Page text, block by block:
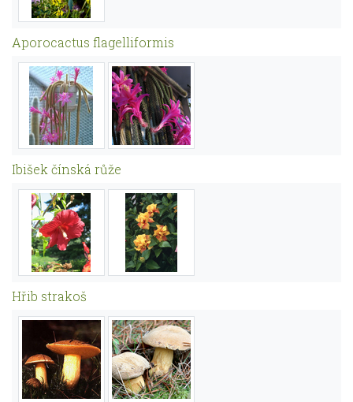
Aporocactus flagelliformis
Ibišek čínská růže
Hřib strakoš